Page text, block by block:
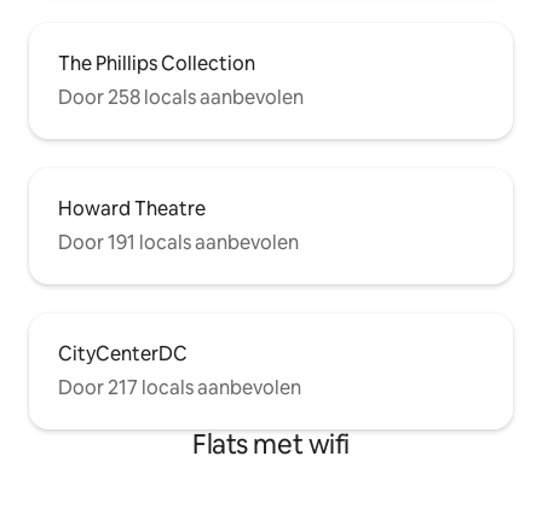
The Phillips Collection
Door 258 locals aanbevolen
Howard Theatre
Door 191 locals aanbevolen
CityCenterDC
Door 217 locals aanbevolen
Flats met wifi